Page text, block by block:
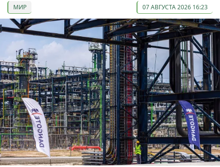
МИР 07 АВГУСТА 2026 16:23